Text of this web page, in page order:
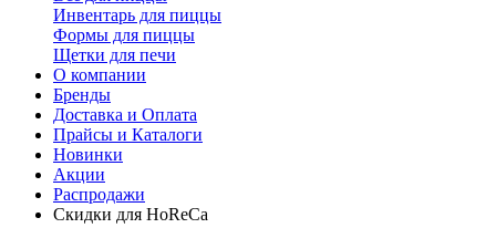
Инвентарь для пиццы
Формы для пиццы
Щетки для печи
О компании
Бренды
Доставка и Оплата
Прайсы и Каталоги
Новинки
Акции
Распродажи
Скидки для HoReCa